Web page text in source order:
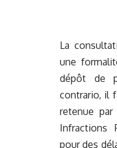
La
une
dépôt de
contrario, il
retenue
Infractions
pour des